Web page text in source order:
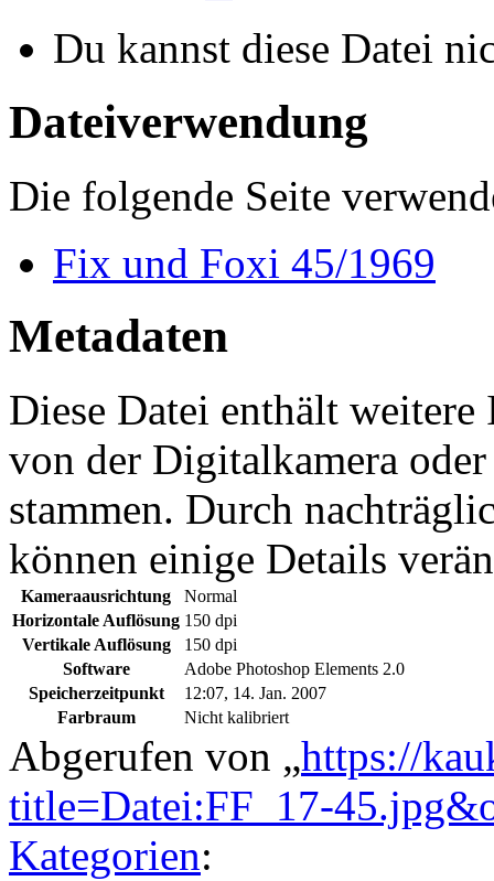
Du kannst diese Datei
Dateiverwendung
Die folgende Seite
Fix und Foxi 45/1969
Metadaten
Diese Datei enthält
von der Digitalkamera
stammen. Durch
können einige Details
Kameraausrichtung
Normal
Horizontale Auflösung 150 dpi
Vertikale Auflösung
150 dpi
Software
Adobe Photoshop Elements 2.0
Speicherzeitpunkt
12:07, 14. Jan. 2007
Farbraum
Nicht kalibriert
Abgerufen von „https://
title=Datei:FF_17-
Kategorien: